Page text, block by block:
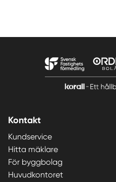
Kontakt
Kundservice
Hitta mäklare
För byggbolag
Huvudkontoret